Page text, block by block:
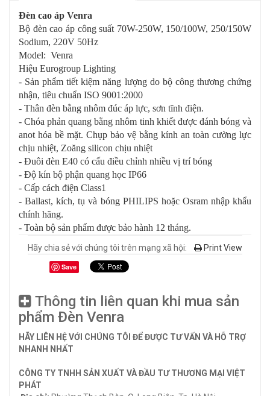
Đèn cao áp Venra
Bộ đèn cao áp công suất 70W-250W, 150/100W, 250/150W
Sodium, 220V 50Hz
Model: Venra
Hiệu Eurogroup Lighting
- Sản phẩm tiết kiệm năng lượng do bộ công thương chứng
nhận, tiêu chuẩn ISO 9001:2000
- Thân đèn bằng nhôm đúc áp lực, sơn tĩnh điện.
- Chóa phản quang bằng nhôm tinh khiết được đánh bóng và
anot hóa bề mặt. Chụp bảo vệ bằng kính an toàn cường lực
chịu nhiệt, Zoăng silicon chịu nhiệt
- Đuôi đèn E40 có cấu điều chỉnh nhiều vị trí bóng
- Độ kín bộ phận quang học IP66
- Cấp cách điện Class1
- Ballast, kích, tụ và bóng PHILIPS hoặc Osram nhập khẩu
chính hãng.
- Toàn bộ sản phẩm được bảo hành 12 tháng.
Print View
Hãy chia sẻ với chúng tôi trên mạng xã hội:
Save
Thông tin liên quan khi mua sản
phẩm Đèn Venra
HÃY LIÊN HỆ VỚI CHÚNG TÔI ĐỂ ĐƯỢC TƯ VẤN VÀ HỖ TRỢ
NHANH NHẤT
CÔNG TY TNHH SẢN XUẤT VÀ ĐẦU TƯ THƯƠNG MẠI VIỆT
PHÁT